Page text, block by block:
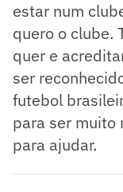
estar num
quero o clube.
quer e
ser
futebol
para ser muito
para ajudar.